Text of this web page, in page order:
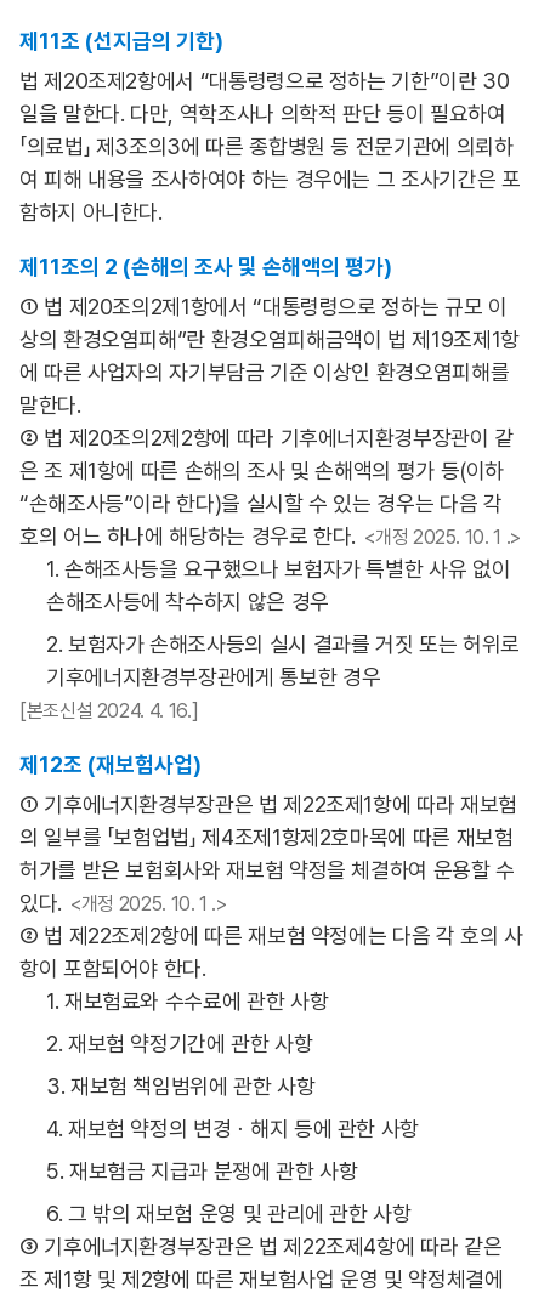
제11조 (선지급의 기한)
법 제20조제2항에서 “대통령령으로 정하는 기한”이란 30
일을 말한다. 다만, 역학조사나 의학적 판단 등이 필요하여
「의료법」 제3조의3에 따른 종합병원 등 전문기관에 의뢰하
여 피해 내용을 조사하여야 하는 경우에는 그 조사기간은 포
함하지 아니한다.
제11조의 2 (손해의 조사 및 손해액의 평가)
① 법 제20조의2제1항에서 “대통령령으로 정하는 규모 이
상의 환경오염피해”란 환경오염피해금액이 법 제19조제1항
에 따른 사업자의 자기부담금 기준 이상인 환경오염피해를
말한다.
② 법 제20조의2제2항에 따라 기후에너지환경부장관이 같
은 조 제1항에 따른 손해의 조사 및 손해액의 평가 등(이하
“손해조사등”이라 한다)을 실시할 수 있는 경우는 다음 각
호의 어느 하나에 해당하는 경우로 한다. <개정 2025. 10. 1 .>
1. 손해조사등을 요구했으나 보험자가 특별한 사유 없이
손해조사등에 착수하지 않은 경우
2. 보험자가 손해조사등의 실시 결과를 거짓 또는 허위로
기후에너지환경부장관에게 통보한 경우
[본조신설 2024. 4. 16.]
제12조 (재보험사업)
① 기후에너지환경부장관은 법 제22조제1항에 따라 재보험
의 일부를 「보험업법」 제4조제1항제2호마목에 따른 재보험
허가를 받은 보험회사와 재보험 약정을 체결하여 운용할 수
있다. <개정 2025. 10. 1 .>
② 법 제22조제2항에 따른 재보험 약정에는 다음 각 호의 사
항이 포함되어야 한다.
1. 재보험료와 수수료에 관한 사항
2. 재보험 약정기간에 관한 사항
3. 재보험 책임범위에 관한 사항
4. 재보험 약정의 변경ㆍ해지 등에 관한 사항
5. 재보험금 지급과 분쟁에 관한 사항
6. 그 밖의 재보험 운영 및 관리에 관한 사항
③ 기후에너지환경부장관은 법 제22조제4항에 따라 같은
조 제1항 및 제2항에 따른 재보험사업 운영 및 약정체결에